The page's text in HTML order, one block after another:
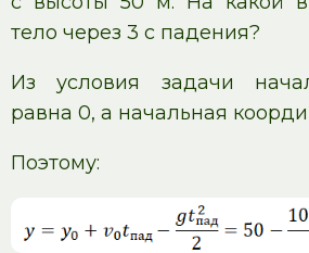
тело через 3 с падения?
Из условия задачи
равна 0, а начальная
Поэтому: